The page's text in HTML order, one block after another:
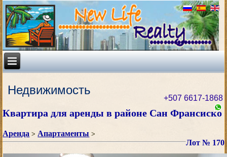
Недвижимость
Квартира для аренды в районе Сан Франсиско
+507 6617-1868
Аренда > Апартаменты >
Лот № 170